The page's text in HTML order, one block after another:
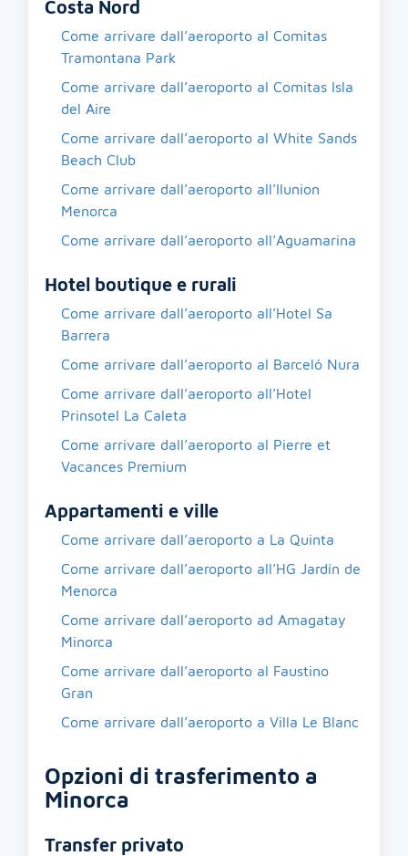
Costa Nord
Come arrivare dall’aeroporto al Comitas
Tramontana Park
Come arrivare dall’aeroporto al Comitas Isla
del Aire
Come arrivare dall’aeroporto al White Sands
Beach Club
Come arrivare dall’aeroporto all’Ilunion
Menorca
Come arrivare dall’aeroporto all’Aguamarina
Hotel boutique e rurali
Come arrivare dall’aeroporto all’Hotel Sa
Barrera
Come arrivare dall’aeroporto al Barceló Nura
Come arrivare dall’aeroporto all’Hotel
Prinsotel La Caleta
Come arrivare dall’aeroporto al Pierre et
Vacances Premium
Appartamenti e ville
Come arrivare dall’aeroporto a La Quinta
Come arrivare dall’aeroporto all’HG Jardín de
Menorca
Come arrivare dall’aeroporto ad Amagatay
Minorca
Come arrivare dall’aeroporto al Faustino
Gran
Come arrivare dall’aeroporto a Villa Le Blanc
Opzioni di trasferimento a
Minorca
Transfer privato